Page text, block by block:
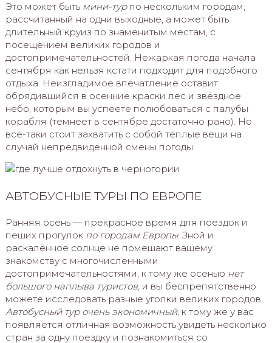
Это может быть мини-турпо нескольким городам,
рассчитанный на одни выходные, а может быть
длительный круиз по знаменитым местам, с
посещением великих городов и
достопримечательностей. Нежаркая погода начала
сентября как нельзя кстати подходит для подобного
отдыха. Неизгладимое впечатление оставит
обрядившийся в осенние краски лес и звёздное
небо, которым вы успеете полюбоваться с палубы
корабля (темнеет в сентябре достаточно рано). Но
всё-таки стоит захватить с собой тёплые вещи на
случай непредвиденной смены погоды.
АВТОБУСНЫЕ ТУРЫ ПО ЕВРОПЕ
Ранняя осень — прекрасное время для поездок и
пеших прогулок по городам Европы. Зной и
раскалённое солнце не помешают вашему
знакомству с многочисленными
достопримечательностями, к тому же осенью нет
большого наплыва туристов, и вы беспрепятственно
можете исследовать разные уголки великих городов.
Автобусный тур очень экономичный, к тому же у вас
появляется отличная возможность увидеть несколько
стран за одну поездку и познакомиться со